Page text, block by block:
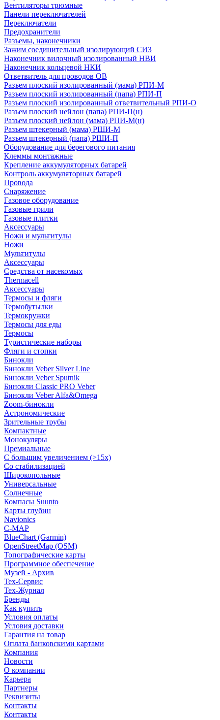
Вентиляторы трюмные
Панели переключателей
Переключатели
Предохранители
Разъемы, наконечники
Зажим соединительный изолирующий СИЗ
Наконечник вилочный изолированный НВИ
Наконечник кольцевой НКИ
Ответвитель для проводов ОВ
Разъем плоский изолированный (мама) РПИ-М
Разъем плоский изолированный (папа) РПИ-П
Разъем плоский изолированный ответвительный РПИ-О
Разъем плоский нейлон (папа) РПИ-П(н)
Разъем плоский нейлон (мама) РПИ-М(н)
Разъем штекерный (мама) РШИ-М
Разъем штекерный (папа) РШИ-П
Оборудование для берегового питания
Клеммы монтажные
Крепление аккумуляторных батарей
Контроль аккумуляторных батарей
Провода
Снаряжение
Газовое оборудование
Газовые грили
Газовые плитки
Аксессуары
Ножи и мультитулы
Ножи
Мультитулы
Аксессуары
Средства от насекомых
Thermacell
Аксессуары
Термосы и фляги
Термобутылки
Термокружки
Термосы для еды
Термосы
Туристические наборы
Фляги и стопки
Бинокли
Бинокли Veber Silver Line
Бинокли Veber Sputnik
Бинокли Classic PRO Veber
Бинокли Veber Alfa&Omega
Zoom-бинокли
Астрономические
Зрительные трубы
Компактные
Монокуляры
Премиальные
С большим увеличением (>15x)
Со стабилизацией
Широкопольные
Универсальные
Солнечные
Компасы Suunto
Карты глубин
Navionics
C-MAP
BlueChart (Garmin)
OpenStreetMap (OSM)
Топографические карты
Программное обеспечение
Музей - Архив
Tex-Сервис
Тех-Журнал
Бренды
Как купить
Условия оплаты
Условия доставки
Гарантия на товар
Оплата банковскими картами
Компания
Новости
О компании
Карьера
Партнеры
Реквизиты
Контакты
Контакты